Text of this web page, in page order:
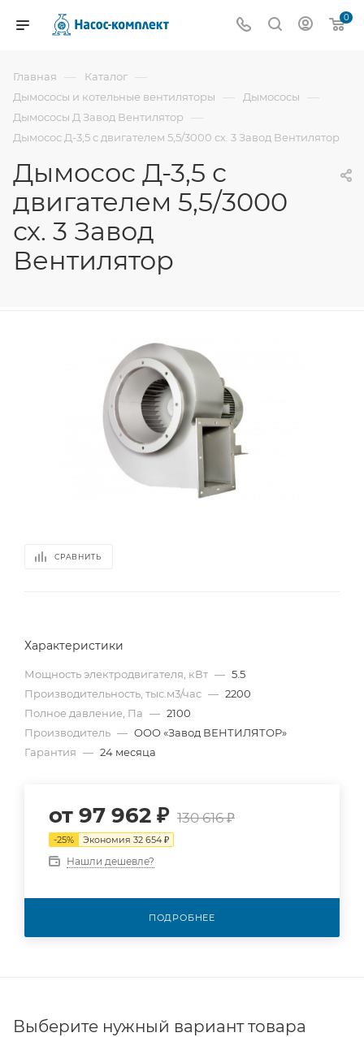
0
Главная — Каталог —
Дымососы и котельные вентиляторы — Дымососы —
Дымососы Д Завод Вентилятор —
Дымосос Д-3,5 с двигателем 5,5/3000 сх. 3 Завод Вентилятор
Дымосос Д-3,5 с
двигателем 5,5/3000
сх. 3 Завод
Вентилятор
СРАВНИТЬ
Характеристики
Мощность электродвигателя, кВт — 5.5
Производительность, тыс.м3/час — 2200
Полное давление, Па — 2100
Производитель — OOO «Завод ВЕНТИЛЯТОР»
Гарантия — 24 месяца
от 97 962 ₽ 130 616 ₽
-25% Экономия 32 654 ₽
Нашли дешевле?
ПОДРОБНЕЕ
Выберите нужный вариант товара